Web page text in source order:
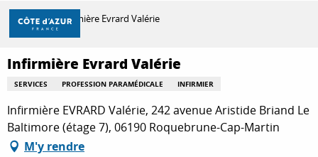
Aller
contenu
principal
DÉCOUVRIR
À FAIRE
Accueil Infirmière Evrard Valérie
Infirmière Evrard Valérie
SERVICES PROFESSION PARAMÉDICALE INFIRMIER
Infirmière EVRARD Valérie, 242 avenue Aristide Briand Le
Baltimore (étage 7), 06190 Roquebrune-Cap-Martin
M'y rendre